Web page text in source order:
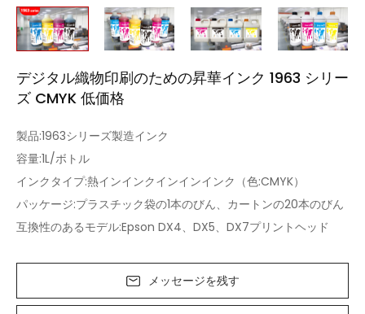
デジタル織物印刷のための昇華インク 1963 シリー
ズ CMYK 低価格
製品:1963シリーズ製造インク
容量:1L/ボトル
インクタイプ:熱インインクインインインク（色:CMYK）
パッケージ:プラスチック袋の1本のびん、カートンの20本のびん
互換性のあるモデル:Epson DX4、DX5、DX7プリントヘッド
メッセージを残す